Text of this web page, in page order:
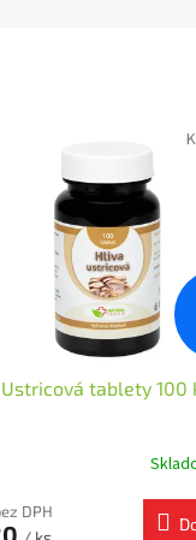
tablety 100
DPH